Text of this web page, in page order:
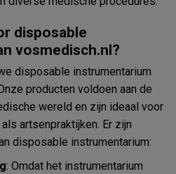
disposable
vosmedisch.nl?
disposable instrumentarium
producten voldoen aan de
wereld en zijn ideaal voor
artsenpraktijken. Er zijn
disposable instrumentarium:
: Omdat het instrumentarium